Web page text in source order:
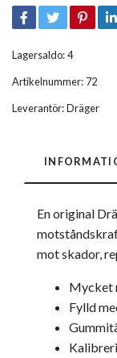
Lagersaldo:4
Artikelnummer: 72
Leverantör:Dräger
En original
mot skador,
Mycket
Fylld